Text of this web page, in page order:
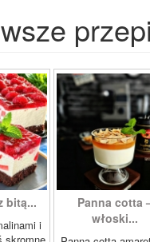
bitą...
i
Panna cotta
włoski...